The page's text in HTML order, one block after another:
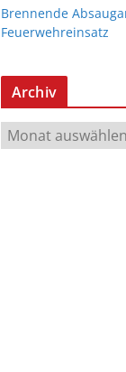
Brennende
Feuerwehreinsatz
Archiv
r